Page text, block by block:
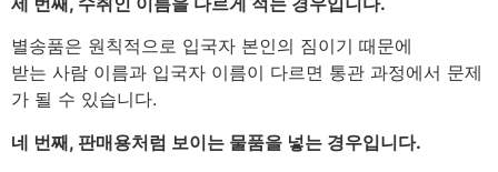
별송품은 원칙적으로 입국자 본인의 짐이기 때문에
받는 사람 이름과 입국자 이름이 다르면 통관 과정에서 문제
가 될 수 있습니다.
네 번째, 판매용처럼 보이는 물품을 넣는 경우입니다.